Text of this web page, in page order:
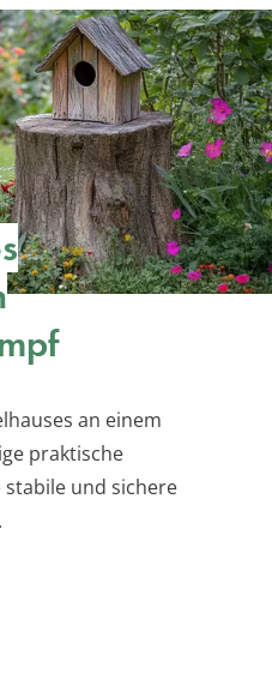
an einem
praktische
und sichere